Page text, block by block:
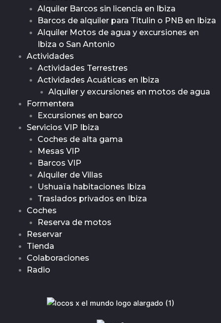
Alquiler Barcos sin licencia en Ibiza
Barcos de alquiler para Titulin o PNB en Ibiza
Alquiler Motos de agua y excursiones en
Ibiza o San Antonio
Actividades
Actividades Terrestres
Actividades Acuáticas en Ibiza
Alquiler y excursiones en motos de agua
Formentera
Excursiones en barco
Servicios VIP Ibiza
Coches de alta gama
Mesas VIP
Barcos VIP
Alquiler de Villas
Ushuaïa habitaciones Ibiza
Traslados privados en Ibiza
Coches
Reserva de motos
Reservar
Tienda
Colaboraciones
Radio